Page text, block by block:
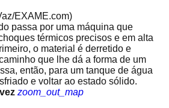
EXAME.com)
passa por uma máquina que
térmicos precisos e em alta
o material é derretido e
que lhe dá a forma de um
então, para um tanque de água
e voltar ao estado sólido.
zoom_out_map